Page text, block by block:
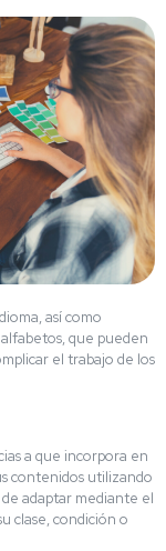
así como
que pueden
el trabajo de los
a que incorpora en
contenidos utilizando
de adaptar mediante el
clase, condición o